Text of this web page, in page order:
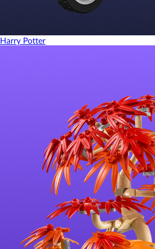
Harry Potter